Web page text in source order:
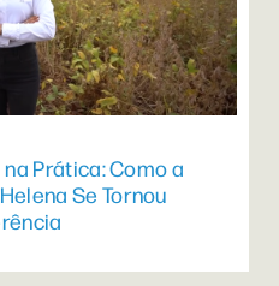
Prática: Como a
Se Tornou